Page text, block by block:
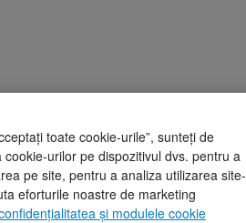
toate cookie-urile”, sunteți de
urilor pe dispozitivul dvs. pentru a
pe site, pentru a analiza utilizarea site-
eforturile noastre de marketing
și modulele cookie